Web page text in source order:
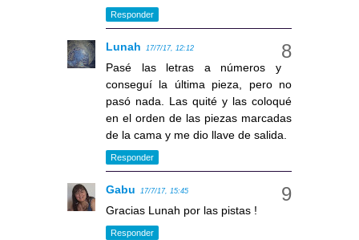
Responder
Lunah 17/7/17, 12:12
Pasé las letras a números y
conseguí la última pieza, pero no
pasó nada. Las quité y las coloqué
en el orden de las piezas marcadas
de la cama y me dio llave de salida.
Responder
Gabu 17/7/17, 15:45
Gracias Lunah por las pistas !
Responder